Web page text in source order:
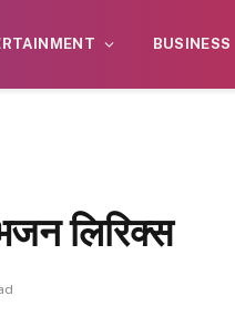
BUSINESS
लिरिक्स